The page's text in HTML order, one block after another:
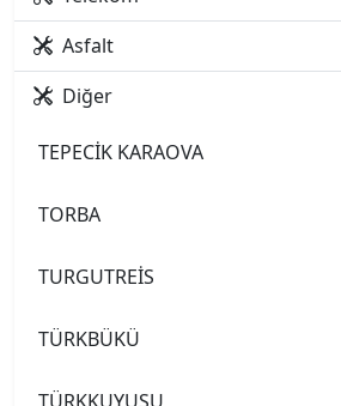
Asfalt
Diğer
TEPECİK KARAOVA
TORBA
TURGUTREİS
TÜRKBÜKÜ
TÜRKKUYUSU